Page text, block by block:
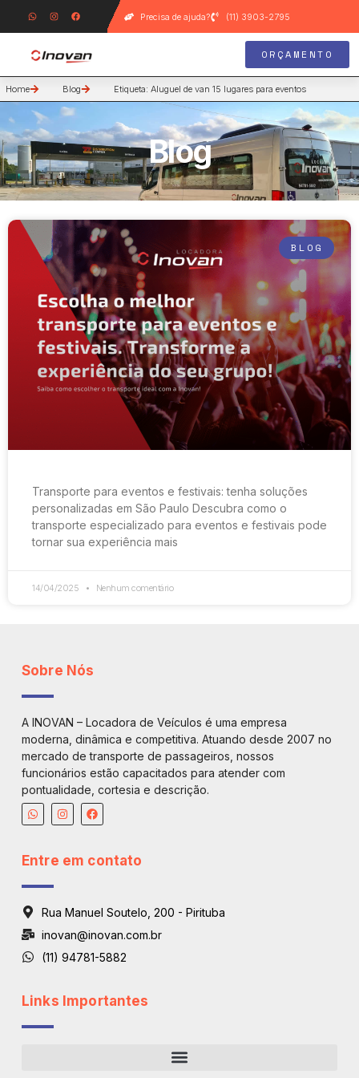
Precisa de ajuda? (11) 3903-2795
ORÇAMENTO
Home Blog Etiqueta: Aluguel de van 15 lugares para eventos
Blog
BLOG
Transporte para eventos e festivais: tenha soluções
personalizadas em São Paulo Descubra como o
transporte especializado para eventos e festivais pode
tornar sua experiência mais
14/04/2025 Nenhum comentário
Sobre Nós
A INOVAN – Locadora de Veículos é uma empresa
moderna, dinâmica e competitiva. Atuando desde 2007 no
mercado de transporte de passageiros, nossos
funcionários estão capacitados para atender com
pontualidade, cortesia e descrição.
Entre em contato
Rua Manuel Soutelo, 200 - Pirituba
inovan@inovan.com.br
(11) 94781-5882
Links Importantes